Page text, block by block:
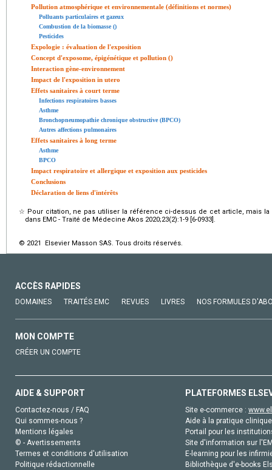
Pollution atmosphérique et environnementale (définitions et normes)
Polluants particulaires et gazeux
Combustion de la biomasse ()
Pesticides
Expologie : évaluation de l'exposition
Concept d'exposome, épigénétique et pollution ()
Interaction gène-environnement
Impact de l'exposition in utero
Effets sanitaires à court terme
Infections respiratoires basses
Asthme
Bronchopneumopathie chronique obstructive (BPCO)
Autres affections pulmonaires
Effets sanitaires à long terme
Asthme
BPCO
Impact respiratoire et allergique et exposition aux pesticides
Conclusions
Déclaration de liens d'intérêts
☆ Pour citation, ne pas utiliser la référence ci-dessus de cet article, mais
dans EMC - Traité de Médecine Akos 2020;23(2):1-9 [6-0933].
© 2021 Elsevier Masson SAS. Tous droits réservés.
ACCÈS RAPIDES
DOMAINES TRAITÉS EMC REVUES LIVRES NOS FORMULES
MON COMPTE
CRÉER UN COMPTE
AIDE & SUPPORT
Contactez-nous / FAQ
Qui sommes-nous ?
Mentions légales
© - Avertissements
Termes et conditions d'utilisation
Politique rédactionnelle
PLATEFORMES
Site e-commerce :
Aide à la pratique
Portail pour les
Site d'information sur
E-learning pour les
Bibliothèque d'e-books